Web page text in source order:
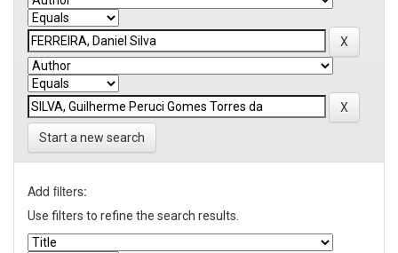
Start a new search
Add filters:
Use filters to refine the search results.